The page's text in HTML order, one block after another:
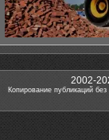
2002-
Копирование публикаций